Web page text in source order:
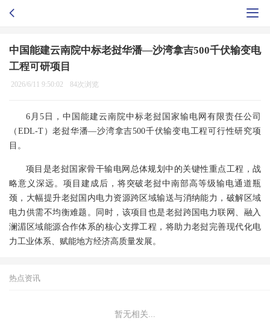
中国能建云南院中标老挝华潘—沙湾拿吉500千伏输变电
工程可研项目
2026/6/11 9:50:02 84次浏览
6月5日，中国能建云南院中标老挝国家输电网有限责任公司
（EDL-T）老挝华潘—沙湾拿吉500千伏输变电工程可行性研究项
目。
项目是老挝国家骨干输电网总体规划中的关键性重点工程，战
略意义深远。项目建成后，将突破老挝中南部高等级输电通道瓶
颈，大幅提升老挝国内电力资源跨区域输送与消纳能力，破解区域
电力供需不均衡难题。同时，该项目也是老挝跨国电力联网、融入
澜湄区域能源合作体系的核心支撑工程，将助力老挝完善现代化电
力工业体系、赋能地方经济高质量发展。
热点资讯
暂无相关...